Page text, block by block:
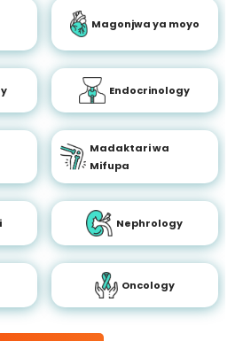
Magonjwa ya moyo
Endocrinology
Madaktari wa
Mifupa
Nephrology
Oncology